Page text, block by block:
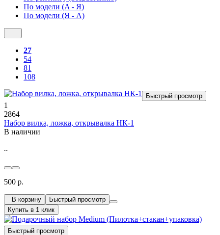
По модели (A - Я)
По модели (Я - A)
27
54
81
108
Быстрый просмотр
1
2864
Набор вилка, ложка, открывалка НК-1
В наличии
..
500 р.
В корзину
Быстрый просмотр
Купить в 1 клик
Быстрый просмотр